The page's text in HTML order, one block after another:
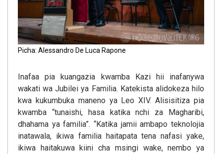
Picha: Alessandro De Luca Rapone
Inafaa pia kuangazia kwamba Kazi hii inafanywa
wakati wa Jubilei ya Familia. Katekista alidokeza hilo
kwa kukumbuka maneno ya Leo XIV. Alisisitiza pia
kwamba “tunaishi, hasa katika nchi za Magharibi,
dhahama ya familia”. “Katika jamii ambapo teknolojia
inatawala, ikiwa familia haitapata tena nafasi yake,
ikiwa haitakuwa kiini cha msingi wake, nembo ya